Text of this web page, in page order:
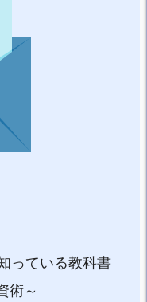
っている教科書
術～